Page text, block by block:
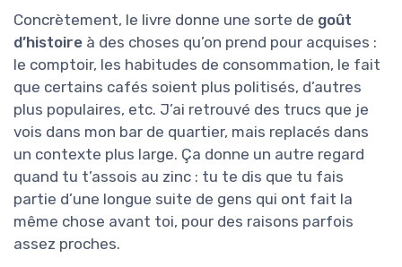
Concrètement, le livre donne une sorte de goût
d’histoire à des choses qu’on prend pour acquises :
le comptoir, les habitudes de consommation, le fait
que certains cafés soient plus politisés, d’autres
plus populaires, etc. J’ai retrouvé des trucs que je
vois dans mon bar de quartier, mais replacés dans
un contexte plus large. Ça donne un autre regard
quand tu t’assois au zinc : tu te dis que tu fais
partie d’une longue suite de gens qui ont fait la
même chose avant toi, pour des raisons parfois
assez proches.